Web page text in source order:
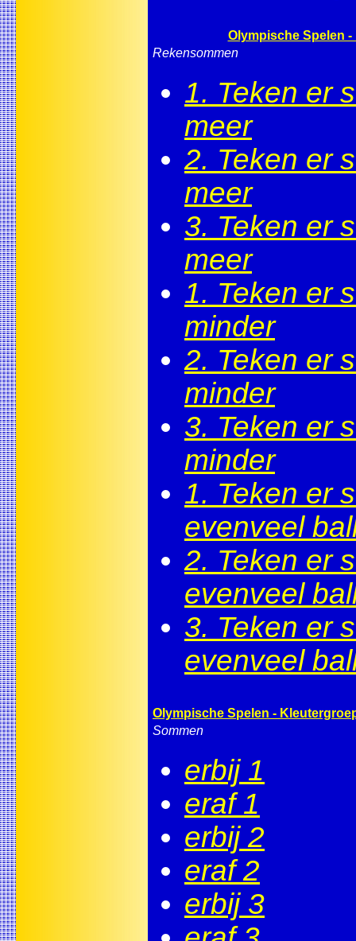
Olympische Spelen
Rekensommen
1. Teken er
meer
2. Teken er
meer
3. Teken er
meer
1. Teken er
minder
2. Teken er
minder
3. Teken er
minder
1. Teken er
evenveel
2. Teken er
evenveel
3. Teken er
evenveel
Olympische Spelen -
Sommen
erbij 1
eraf 1
erbij 2
eraf 2
erbij 3